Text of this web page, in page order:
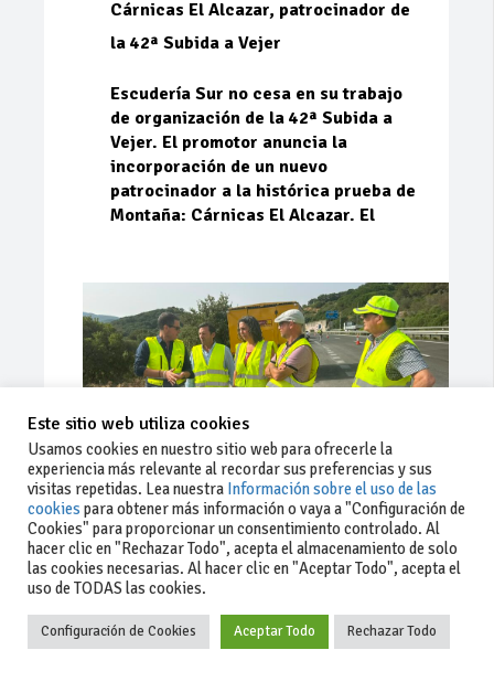
Cárnicas El Alcazar, patrocinador de
la 42ª Subida a Vejer
Escudería Sur no cesa en su trabajo
de organización de la 42ª Subida a
Vejer. El promotor anuncia la
incorporación de un nuevo
patrocinador a la histórica prueba de
Montaña: Cárnicas El Alcazar. El
Ago 03, 2026 81 0 0
La Junta implementa mejoras en la
A381 por Los Barrios
Este sitio web utiliza cookies
Usamos cookies en nuestro sitio web para ofrecerle la
experiencia más relevante al recordar sus preferencias y sus
visitas repetidas. Lea nuestra Información sobre el uso de las
cookies para obtener más información o vaya a "Configuración de
Cookies" para proporcionar un consentimiento controlado. Al
hacer clic en "Rechazar Todo", acepta el almacenamiento de solo
las cookies necesarias. Al hacer clic en "Aceptar Todo", acepta el
uso de TODAS las cookies.
Configuración de Cookies Aceptar Todo Rechazar Todo